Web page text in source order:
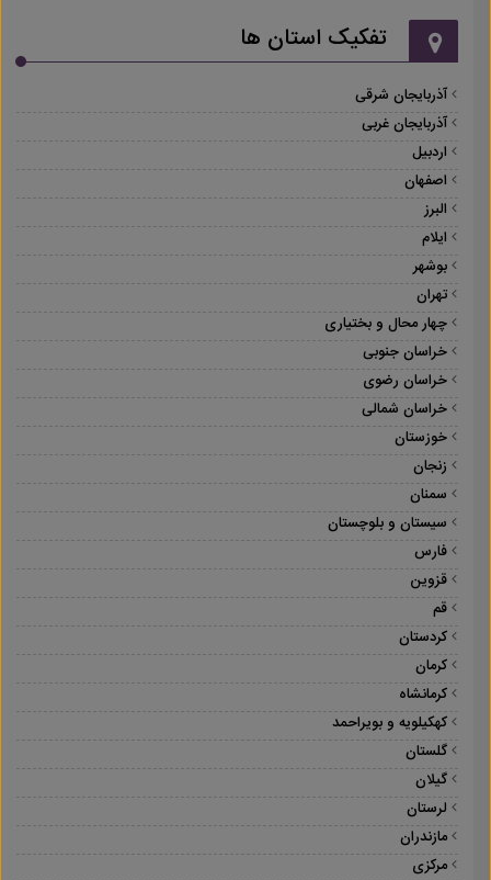
تفکیک استان ها
آذربایجان شرقی
آذربایجان غربی
اردبیل
اصفهان
البرز
ایلام
بوشهر
تهران
چهار محال و بختیاری
خراسان جنوبی
خراسان رضوی
خراسان شمالی
خوزستان
زنجان
سمنان
سیستان و بلوچستان
فارس
قزوین
قم
کردستان
کرمان
کرمانشاه
کهکیلویه و بویراحمد
گلستان
گیلان
لرستان
مازندران
مرکزی